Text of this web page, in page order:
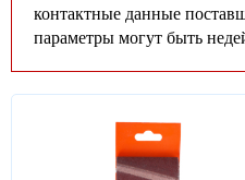
контактные данные
параметры могут быть